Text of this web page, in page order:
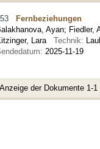
Fernbeziehungen
Ayan; Fiedler,
Lara Technik:
2025-11-19
Anzeige der Dokumente 1-1